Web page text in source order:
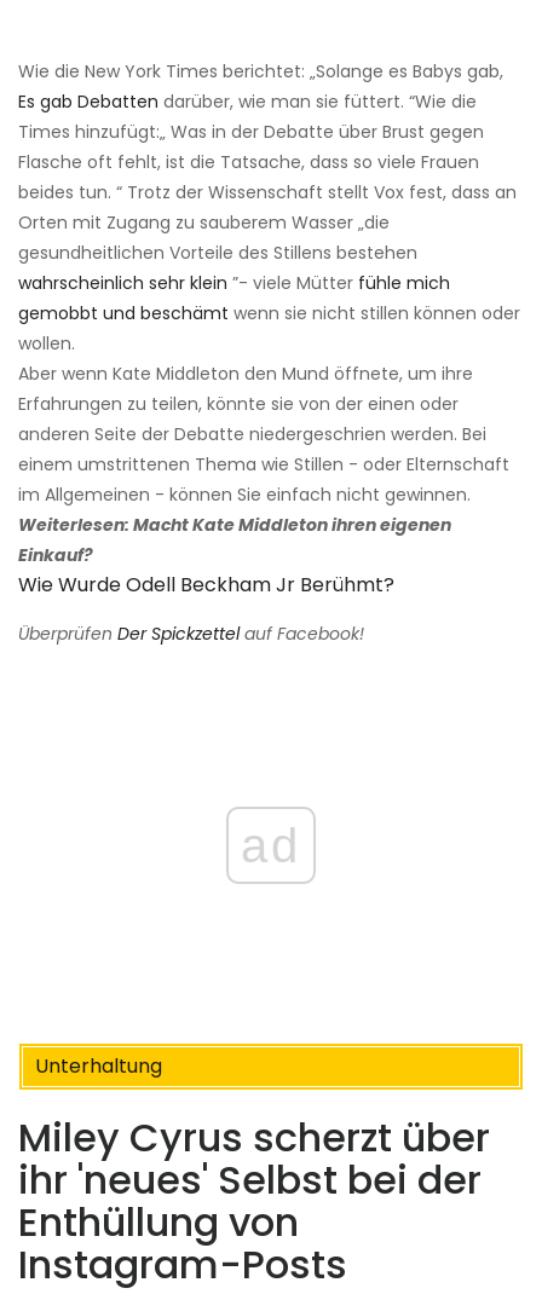
Wie die New York Times berichtet: „Solange es Babys gab,
Es gab Debatten darüber, wie man sie füttert. “Wie die
Times hinzufügt:„ Was in der Debatte über Brust gegen
Flasche oft fehlt, ist die Tatsache, dass so viele Frauen
beides tun. “ Trotz der Wissenschaft stellt Vox fest, dass an
Orten mit Zugang zu sauberem Wasser „die
gesundheitlichen Vorteile des Stillens bestehen
wahrscheinlich sehr klein ”- viele Mütter fühle mich
gemobbt und beschämt wenn sie nicht stillen können oder
wollen.
Aber wenn Kate Middleton den Mund öffnete, um ihre
Erfahrungen zu teilen, könnte sie von der einen oder
anderen Seite der Debatte niedergeschrien werden. Bei
einem umstrittenen Thema wie Stillen - oder Elternschaft
im Allgemeinen - können Sie einfach nicht gewinnen.
Weiterlesen: Macht Kate Middleton ihren eigenen
Einkauf?
Wie Wurde Odell Beckham Jr Berühmt?
Überprüfen Der Spickzettel auf Facebook!
ad
Unterhaltung
Miley Cyrus scherzt über
ihr 'neues' Selbst bei der
Enthüllung von
Instagram-Posts